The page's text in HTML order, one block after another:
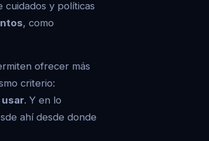
cuidados y políticas
, como
ofrecer más
criterio:
. Y en lo
ahí desde donde